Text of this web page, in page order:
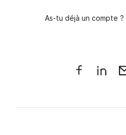
As-tu déjà un compte ?